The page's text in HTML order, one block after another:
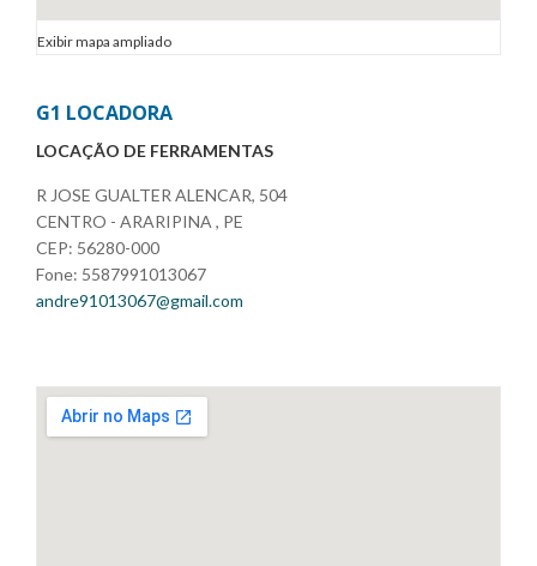
Exibir mapa ampliado
G1 LOCADORA
LOCAÇÃO DE FERRAMENTAS
R JOSE GUALTER ALENCAR, 504
CENTRO - ARARIPINA , PE
CEP: 56280-000
Fone: 5587991013067
andre91013067@gmail.com